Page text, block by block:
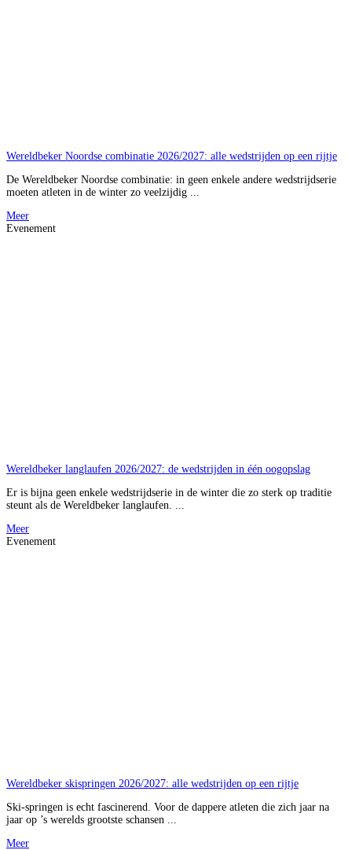
Wereldbeker Noordse combinatie 2026/2027: alle wedstrijden op een rijtje
De Wereldbeker Noordse combinatie: in geen enkele andere wedstrijdserie
moeten atleten in de winter zo veelzijdig ...
Meer
Evenement
Wereldbeker langlaufen 2026/2027: de wedstrijden in één oogopslag
Er is bijna geen enkele wedstrijdserie in de winter die zo sterk op traditie
steunt als de Wereldbeker langlaufen. ...
Meer
Evenement
Wereldbeker skispringen 2026/2027: alle wedstrijden op een rijtje
Ski-springen is echt fascinerend. Voor de dappere atleten die zich jaar na
jaar op ’s werelds grootste schansen ...
Meer